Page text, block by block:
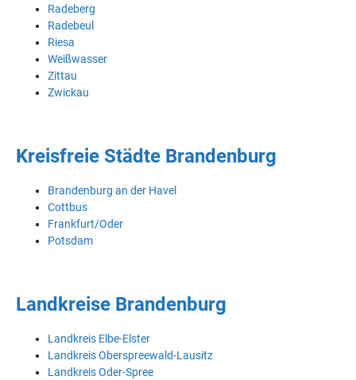
Radeberg
Radebeul
Riesa
Weißwasser
Zittau
Zwickau
Kreisfreie Städte Brandenburg
Brandenburg an der Havel
Cottbus
Frankfurt/Oder
Potsdam
Landkreise Brandenburg
Landkreis Elbe-Elster
Landkreis Oberspreewald-Lausitz
Landkreis Oder-Spree